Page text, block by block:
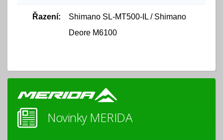
Řazení:
Shimano SL-MT500-IL / Shimano
Deore M6100
Novinky MERIDA